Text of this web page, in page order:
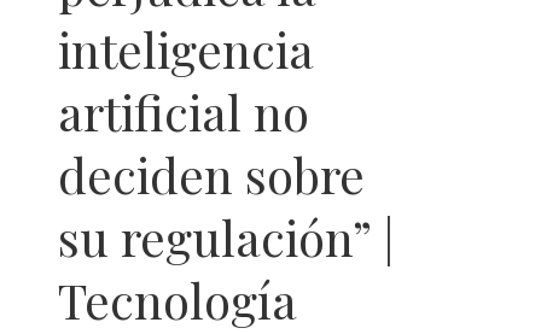
inteligencia
artificial no
deciden sobre
su regulación” |
Tecnología